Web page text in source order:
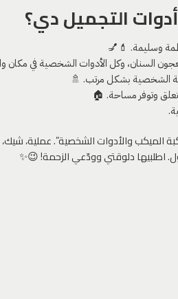
التجميل دي؟
وسليمة. 💄💅
معجون السنان، وكل الأدوات الشخصية في
الشخصية بشكل مرتب. 🚿
وتوفر مساحة. 🏠
الميكب والأدوات الشخصية”. عملية،
اطلبيها دلوقتي وودّعي الزحمة! 😉✨